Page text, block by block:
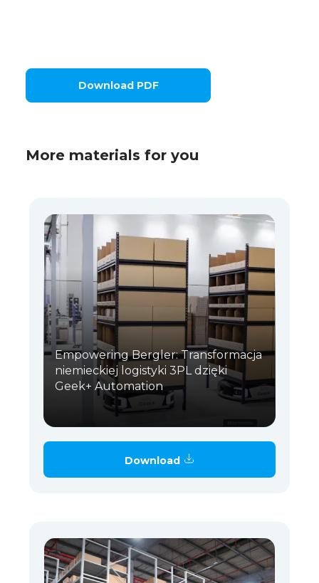
Download PDF
More materials for you
Empowering Bergler: Transformacja
niemieckiej logistyki 3PL dzięki
Geek+ Automation
Download